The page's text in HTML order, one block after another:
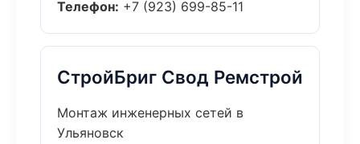
Телефон: +7 (923) 699-85-11
СтройБриг Свод Ремстрой
Монтаж инженерных сетей в
Ульяновск